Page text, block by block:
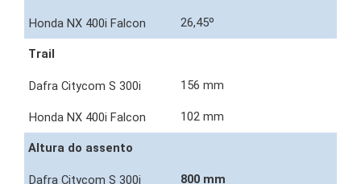
26,45º
Trail
156 mm
102 mm
Altura do assento
800 mm